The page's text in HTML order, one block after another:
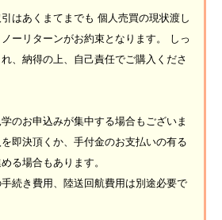
はあくまてまでも 個人売買の現状渡し
ーリターンがお約束となります。 しっ
、納得の上、自己責任でご購入くださ
のお申込みが集中する場合もございま
即決頂くか、手付金のお支払いの有る
る場合もあります。
続き費用、陸送回航費用は別途必要で